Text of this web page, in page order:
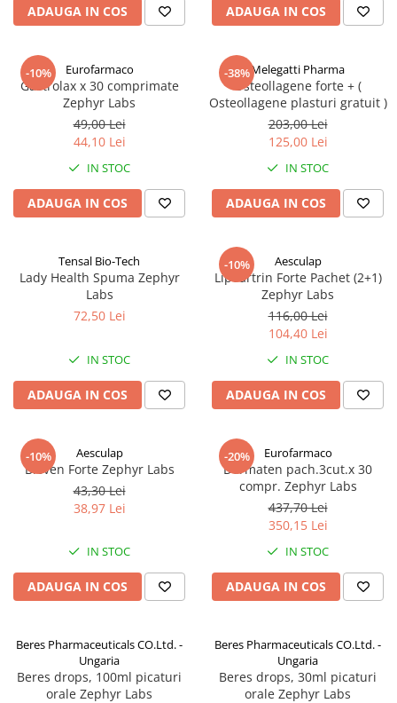
ADAUGA IN COS ADAUGA IN COS
-10% Eurofarmaco
Gastrolax x 30 comprimate
Zephyr Labs
49,00 Lei
44,10 Lei
IN STOC
ADAUGA IN COS
-38%Melegatti Pharma
Osteollagene forte + (
Osteollagene plasturi gratuit )
203,00 Lei
125,00 Lei
IN STOC
ADAUGA IN COS
Tensal Bio-Tech
Lady Health Spuma Zephyr
Labs
72,50 Lei
IN STOC
ADAUGA IN COS
-10% Aesculap
Lipoartrin Forte Pachet (2+1)
Zephyr Labs
116,00 Lei
104,40 Lei
IN STOC
ADAUGA IN COS
-10% Aesculap
Bioven Forte Zephyr Labs
43,30 Lei
38,97 Lei
IN STOC
ADAUGA IN COS
-20% Eurofarmaco
Dermaten pach.3cut.x 30
compr. Zephyr Labs
437,70 Lei
350,15 Lei
IN STOC
ADAUGA IN COS
Beres Pharmaceuticals CO.Ltd. -
Ungaria
Beres drops, 100ml picaturi
orale Zephyr Labs
Beres Pharmaceuticals CO.Ltd. -
Ungaria
Beres drops, 30ml picaturi
orale Zephyr Labs